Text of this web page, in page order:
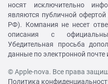
носят исключительно
являются публичной
РФ). Компания не несет
описания с
Убедительная просьба
данные по электронной
© Apple-nova. Все права
Политика